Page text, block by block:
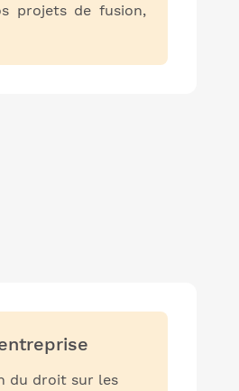
projets de fusion,
du droit sur les